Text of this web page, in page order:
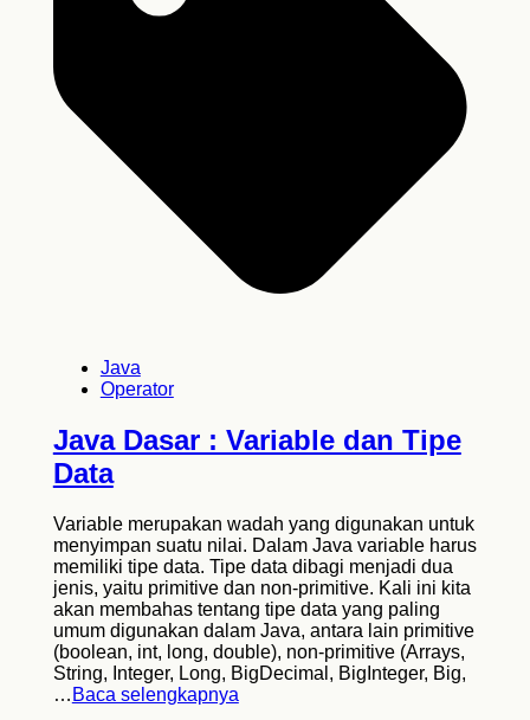
Java
Operator
Java Dasar : Variable dan Tipe
Data
Variable merupakan wadah yang digunakan untuk
menyimpan suatu nilai. Dalam Java variable harus
memiliki tipe data. Tipe data dibagi menjadi dua
jenis, yaitu primitive dan non-primitive. Kali ini kita
akan membahas tentang tipe data yang paling
umum digunakan dalam Java, antara lain primitive
(boolean, int, long, double), non-primitive (Arrays,
String, Integer, Long, BigDecimal, BigInteger, Big,
… Baca selengkapnya